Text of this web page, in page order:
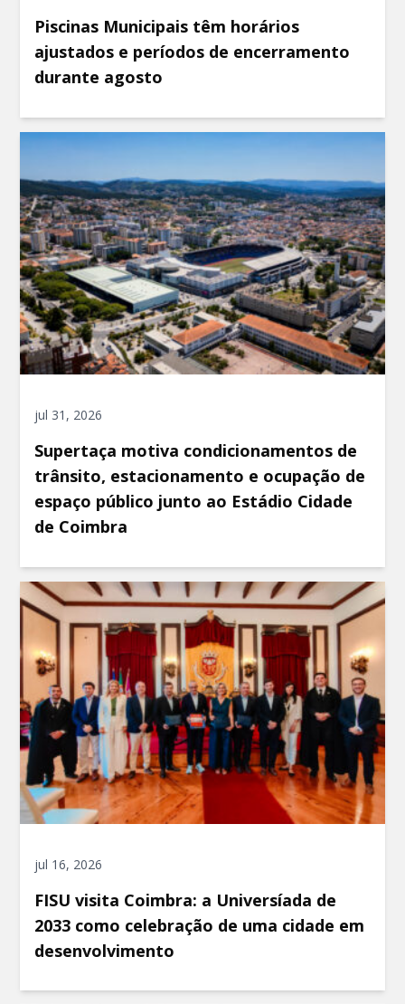
Piscinas Municipais têm horários
ajustados e períodos de encerramento
durante agosto
jul 31, 2026
Supertaça motiva condicionamentos de
trânsito, estacionamento e ocupação de
espaço público junto ao Estádio Cidade
de Coimbra
jul 16, 2026
FISU visita Coimbra: a Universíada de
2033 como celebração de uma cidade em
desenvolvimento